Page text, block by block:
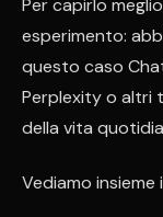
Per capirlo
esperimento:
questo caso
Perplexity o altri
della vita
Vediamo insieme